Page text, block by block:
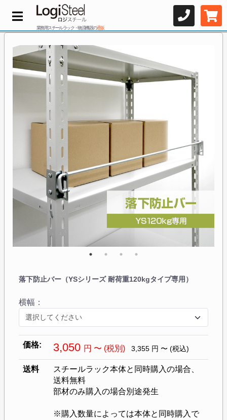
業務用スチールラック・物流機器の通販
落下防止バー（YSシリーズ 耐荷重120kgタイプ専用）
横幅：
価格: 3,050 円 〜 (税別) 3,355 円 〜 (税込)
送料
スチールラック本体と同時購入の場合、
送料無料
部材のみ購入の場合別途発生
※購入数量によっては本体と同時購入で